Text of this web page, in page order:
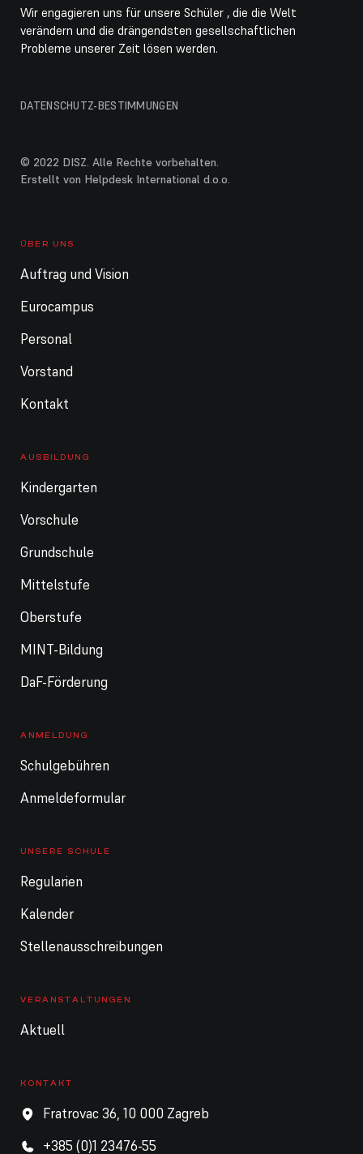
Wir engagieren uns für unsere Schüler , die die Welt
verändern und die drängendsten gesellschaftlichen
Probleme unserer Zeit lösen werden.
DATENSCHUTZ-BESTIMMUNGEN
© 2022 DISZ. Alle Rechte vorbehalten.
Erstellt von Helpdesk International d.o.o.
ÜBER UNS
Auftrag und Vision
Eurocampus
Personal
Vorstand
Kontakt
AUSBILDUNG
Kindergarten
Vorschule
Grundschule
Mittelstufe
Oberstufe
MINT-Bildung
DaF-Förderung
ANMELDUNG
Schulgebühren
Anmeldeformular
UNSERE SCHULE
Regularien
Kalender
Stellenausschreibungen
VERANSTALTUNGEN
Aktuell
KONTAKT
Fratrovac 36, 10 000 Zagreb
+385 (0)1 23476-55